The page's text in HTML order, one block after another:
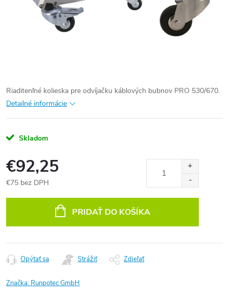
Riaditenľné kolieska pre odvíjačku káblových bubnov PRO 530/670.
Detailné informácie
Skladom
€92,25
€75 bez DPH
PRIDAŤ DO KOŠÍKA
Opýtať sa Strážiť Zdieľať
Značka: Runpotec GmbH